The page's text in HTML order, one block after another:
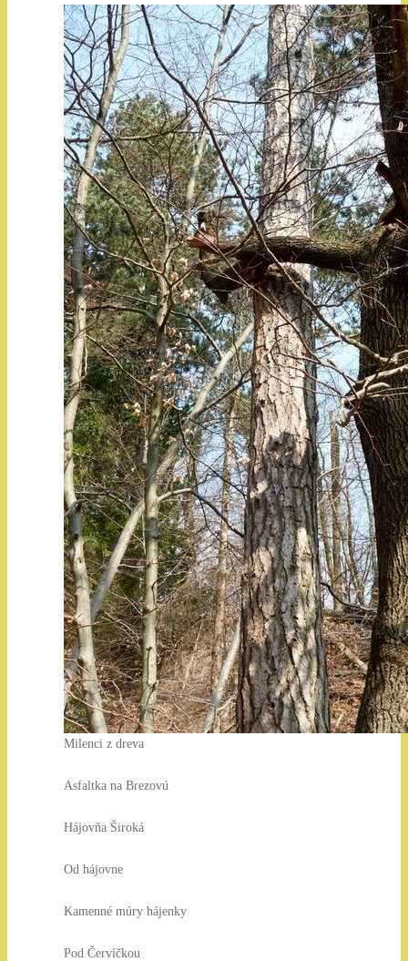
Milenci z dreva
Asfaltka na Brezovú
Hájovňa Široká
Od hájovne
Kamenné múry hájenky
Pod Červíčkou